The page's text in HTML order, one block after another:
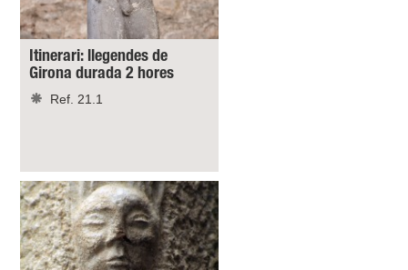
Itinerari: llegendes de
Girona durada 2 hores
Ref. 21.1